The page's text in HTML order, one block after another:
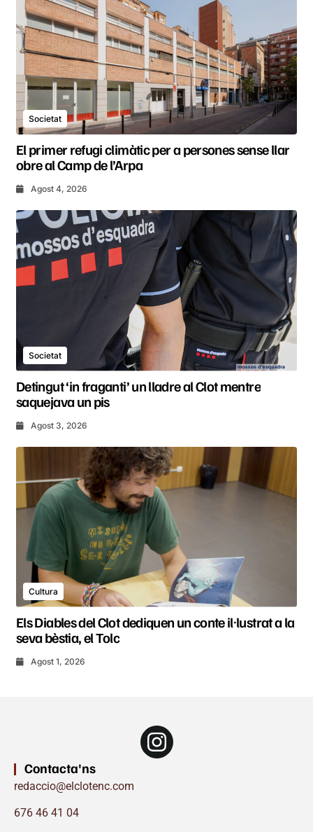
Societat
El primer refugi climàtic per a persones sense llar
obre al Camp de l’Arpa
Agost 4, 2026
Societat
Detingut ‘in fraganti’ un lladre al Clot mentre
saquejava un pis
Agost 3, 2026
Cultura
Els Diables del Clot dediquen un conte il·lustrat a la
seva bèstia, el Tolc
Agost 1, 2026
Contacta'ns
redaccio@elclotenc.com
676 46 41 04